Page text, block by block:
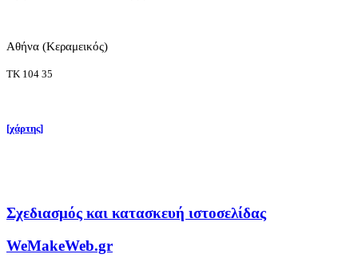
Αθήνα (Κεραμεικός)
ΤΚ 104 35
[χάρτης]
Σχεδιασμός και κατασκευή ιστοσελίδας
WeMakeWeb.gr